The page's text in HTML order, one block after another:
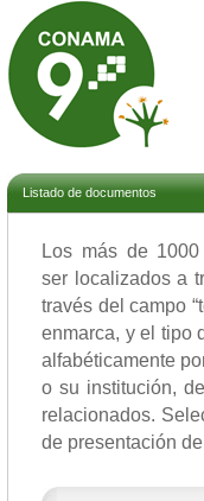
Listado de documentos
Los más de
ser localizados a
través del campo
enmarca, y el tipo
alfabéticamente
o su institución,
relacionados.
de presentación